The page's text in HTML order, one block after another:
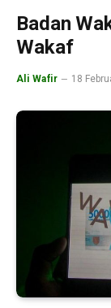
Badan
Wakaf
Ali Wafir 18